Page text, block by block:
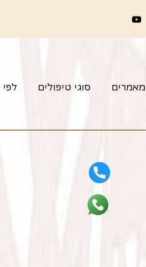
מאמרים סוגי טיפולים לפי